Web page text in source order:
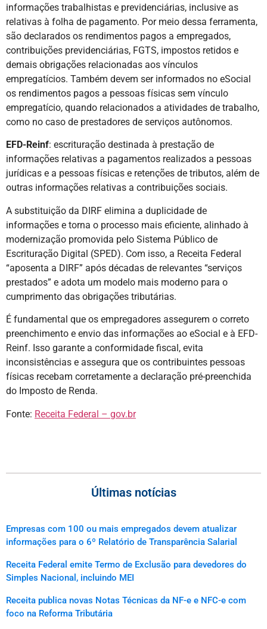
informações trabalhistas e previdenciárias, inclusive as
relativas à folha de pagamento. Por meio dessa ferramenta,
são declarados os rendimentos pagos a empregados,
contribuições previdenciárias, FGTS, impostos retidos e
demais obrigações relacionadas aos vínculos
empregatícios. Também devem ser informados no eSocial
os rendimentos pagos a pessoas físicas sem vínculo
empregatício, quando relacionados a atividades de trabalho,
como no caso de prestadores de serviços autônomos.
EFD-Reinf: escrituração destinada à prestação de
informações relativas a pagamentos realizados a pessoas
jurídicas e a pessoas físicas e retenções de tributos, além de
outras informações relativas a contribuições sociais.
A substituição da DIRF elimina a duplicidade de
informações e torna o processo mais eficiente, alinhado à
modernização promovida pelo Sistema Público de
Escrituração Digital (SPED). Com isso, a Receita Federal
“aposenta a DIRF” após décadas de relevantes “serviços
prestados” e adota um modelo mais moderno para o
cumprimento das obrigações tributárias.
É fundamental que os empregadores assegurem o correto
preenchimento e envio das informações ao eSocial e à EFD-
Reinf. Isso garante a conformidade fiscal, evita
inconsistências e assegura que os contribuintes pessoas
físicas recebam corretamente a declaração pré-preenchida
do Imposto de Renda.
Fonte: Receita Federal – gov.br
Últimas notícias
Empresas com 100 ou mais empregados devem atualizar
informações para o 6º Relatório de Transparência Salarial
Receita Federal emite Termo de Exclusão para devedores do
Simples Nacional, incluindo MEI
Receita publica novas Notas Técnicas da NF-e e NFC-e com
foco na Reforma Tributária